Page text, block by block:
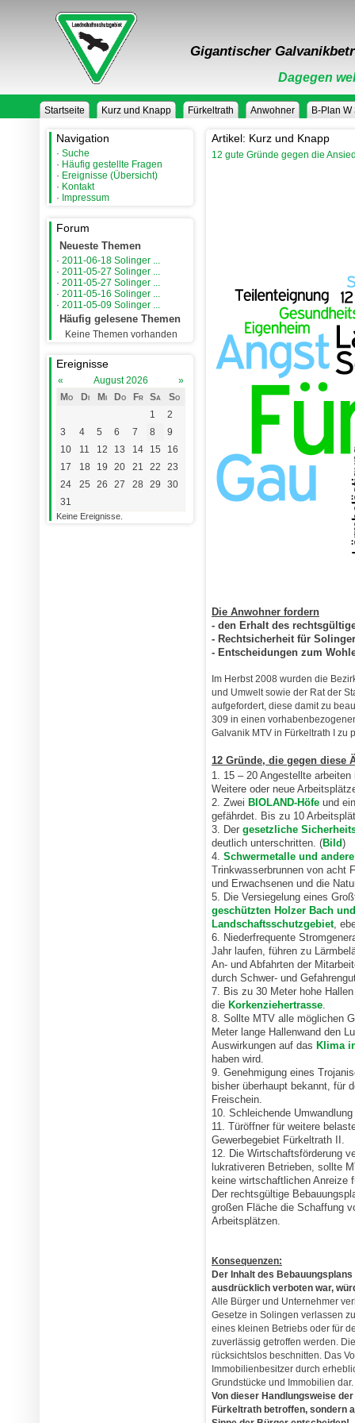
Gigantischer
Dagegen
Startseite Kurz und Knapp Fürkeltrath Anwohner B-Plan W
Navigation
· Suche
· Häufig gestellte Fragen
· Ereignisse (Übersicht)
· Kontakt
· Impressum
Forum
Neueste Themen
· 2011-06-18 Solinger ...
· 2011-05-27 Solinger ...
· 2011-05-27 Solinger ...
· 2011-05-16 Solinger ...
· 2011-05-09 Solinger ...
Häufig gelesene Themen
Keine Themen vorhanden
Ereignisse
« August 2026
»
Mo
Di Mi Do Fr Sa
So
1
2
3
4 5 6 7 8
9
10
11 12 13 14 15
16
17
18 19 20 21 22
23
24
25 26 27 28 29
30
31
Keine Ereignisse.
Artikel: Kurz und Knapp
12 gute Gründe gegen die
Die Anwohner fordern
- den Erhalt des
- Rechtsicherheit für
- Entscheidungen zum
Im Herbst 2008 wurden die
und Umwelt sowie der Rat der
aufgefordert, diese damit zu
309 in einen
Galvanik MTV in Fürkeltrath I zu
12 Gründe, die gegen diese
1. 15 – 20 Angestellte
Weitere oder neue
2. Zwei BIOLAND-Höfe und
gefährdet. Bis zu 10
3. Der gesetzliche
deutlich unterschritten. (Bild)
4. Schwermetalle und
Trinkwasserbrunnen von acht
und Erwachsenen und die
5. Die Versiegelung eines
geschützten Holzer Bach
Landschaftsschutzgebiet,
6. Niederfrequente
Jahr laufen, führen zu
An- und Abfahrten der
durch Schwer- und
7. Bis zu 30 Meter hohe
die Korkenziehertrasse
8. Sollte MTV alle möglichen
Meter lange Hallenwand den
Auswirkungen auf das Klima
haben wird.
9. Genehmigung eines
bisher überhaupt bekannt, für
Freischein.
10. Schleichende
11. Türöffner für weitere
Gewerbegebiet Fürkeltrath II.
12. Die Wirtschaftsförderung
lukrativeren Betrieben, sollte
keine wirtschaftlichen Anreize
Der rechtsgültige
großen Fläche die Schaffung
Arbeitsplätzen.
Konsequenzen:
Der Inhalt des
ausdrücklich verboten war,
Alle Bürger und Unternehmer
Gesetze in Solingen verlassen
eines kleinen Betriebs oder für
zuverlässig getroffen werden.
rücksichtslos beschnitten. Das
Immobilienbesitzer durch
Grundstücke und Immobilien dar.
Von dieser Handlungsweise
Fürkeltrath betroffen, sondern